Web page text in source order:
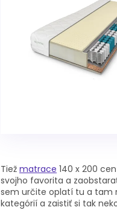
Tiež matrace 140 x 200
svojho favorita a
sem určite oplatí tu a tam
kategórií a zaistiť si tak